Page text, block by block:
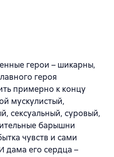
герои – шикарны,
героя
примерно к концу
мускулистый,
сексуальный, суровый,
барышни
чувств и сами
дама его сердца –